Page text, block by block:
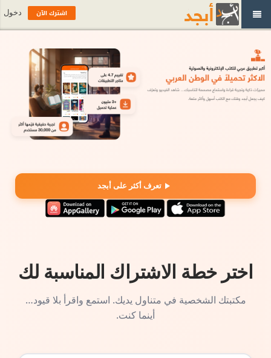
تعرف أكثر على أبجد
اختر خطة الاشتراك المناسبة لك
مكتبتك الشخصية في متناول يديك. استمع واقرأ بلا قيود…
أينما كنت.
اشترك الآن دخول